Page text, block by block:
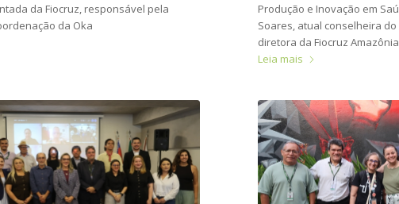
da Fiocruz, responsável pela
da Oka
Produção e Inovação em
Soares, atual conselheira do
diretora da Fiocruz
Leia mais